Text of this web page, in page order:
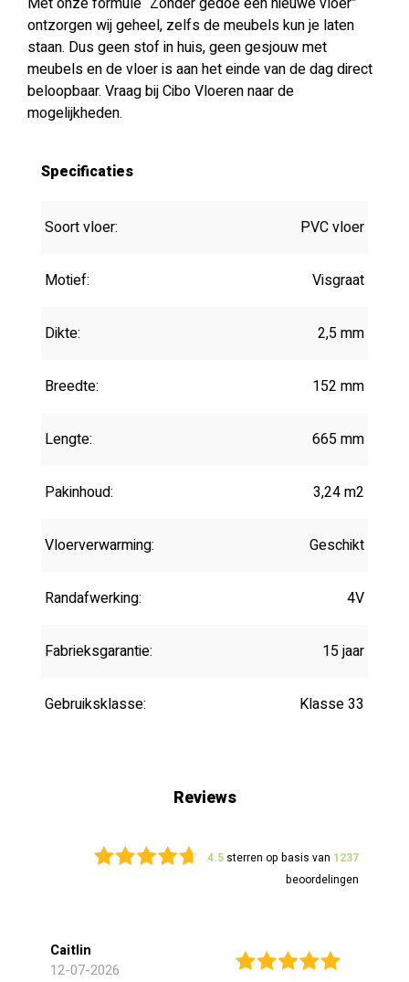
ontzorgen wij geheel, zelfs de meubels kun je laten
staan. Dus geen stof in huis, geen gesjouw met
meubels en de vloer is aan het einde van de dag direct
beloopbaar. Vraag bij Cibo Vloeren naar de
mogelijkheden.
Specificaties
Soort vloer: PVC vloer
Motief: Visgraat
Dikte: 2,5 mm
Breedte: 152 mm
Lengte: 665 mm
Pakinhoud: 3,24 m2
Vloerverwarming: Geschikt
Randafwerking: 4V
Fabrieksgarantie: 15 jaar
Gebruiksklasse: Klasse 33
Reviews
4.5 sterren op basis van 1237
beoordelingen
Caitlin
12-07-2026